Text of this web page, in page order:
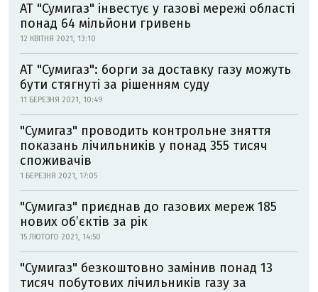
АТ "Сумигаз" інвестує у газові мережі області
понад 64 мільйони гривень
12 КВІТНЯ 2021, 13:10
АТ "Сумигаз": борги за доставку газу можуть
бути стягнуті за рішенням суду
11 БЕРЕЗНЯ 2021, 10:49
"Сумигаз" проводить контрольне зняття
показань лічильників у понад 355 тисяч
споживачів
1 БЕРЕЗНЯ 2021, 17:05
"Сумигаз" приєднав до газових мереж 185
нових об’єктів за рік
15 ЛЮТОГО 2021, 14:50
"Сумигаз" безкоштовно замінив понад 13
тисяч побутових лічильників газу за